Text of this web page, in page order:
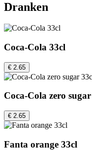
Dranken
Coca-Cola 33cl
€ 2.65
Coca-Cola zero
€ 2.65
Fanta orange 33cl